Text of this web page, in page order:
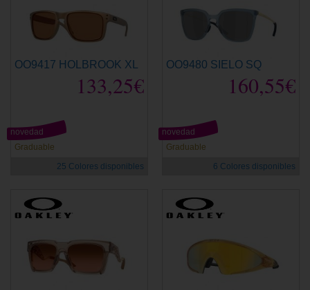
OO9417 HOLBROOK XL
133,25€
Graduable
novedad
25 Colores disponibles
OO9480 SIELO SQ
160,55€
Graduable
novedad
6 Colores disponibles